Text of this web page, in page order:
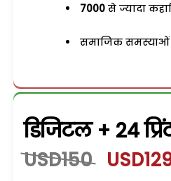
7000 से ज्यादा
समाजिक
डिजिटल + 24
USD150